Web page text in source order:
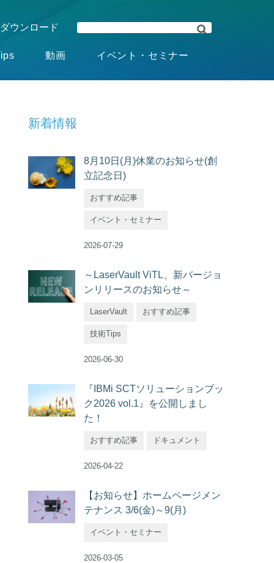
ウンロード
動画 イベント・セミナー
新着情報
8月10日(月)休業のお知らせ(創
立記念日)
おすすめ記事
イベント・セミナー
2026-07-29
～LaserVault ViTL、新バージョ
ンリリースのお知らせ～
LaserVault おすすめ記事
技術Tips
2026-06-30
『IBMi SCTソリューションブッ
ク2026 vol.1』を公開しまし
た！
おすすめ記事 ドキュメント
2026-04-22
【お知らせ】ホームページメン
テナンス 3/6(金)～9(月)
イベント・セミナー
2026-03-05